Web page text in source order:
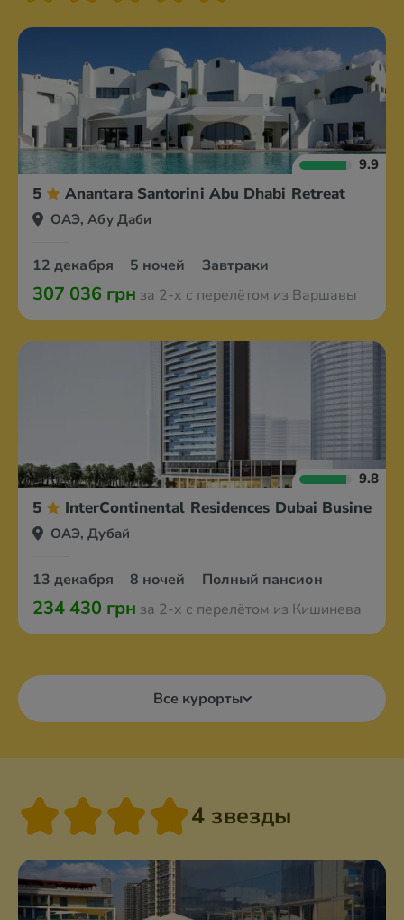
9.9
5 Anantara Santorini Abu Dhabi Retreat
ОАЭ, Абу Даби
12 декабря 5 ночей Завтраки
307 036 грн за 2-х с перелётом из Варшавы
9.8
5 InterContinental Residences Dubai Business
ОАЭ, Дубай
13 декабря 8 ночей Полный пансион
234 430 грн за 2-х с перелётом из Кишинева
Все курорты
4 звезды